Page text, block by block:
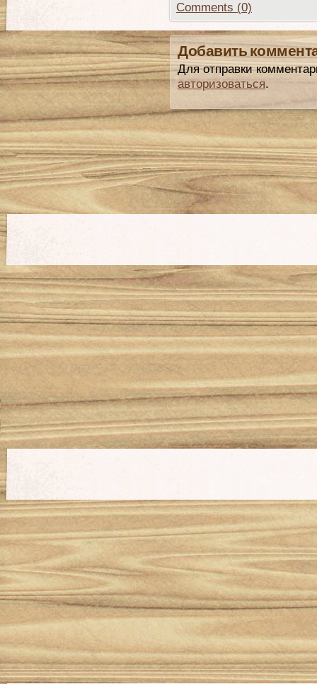
Comments (0)
Добавить
Для отправки
авторизоваться.